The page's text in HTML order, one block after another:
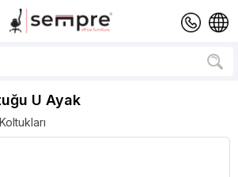
U Ayak